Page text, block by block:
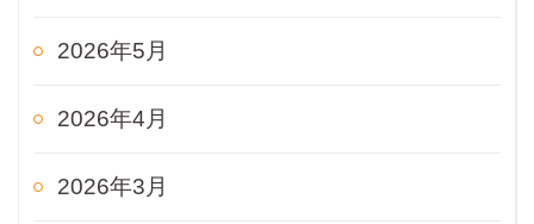
2026年5月
2026年4月
2026年3月